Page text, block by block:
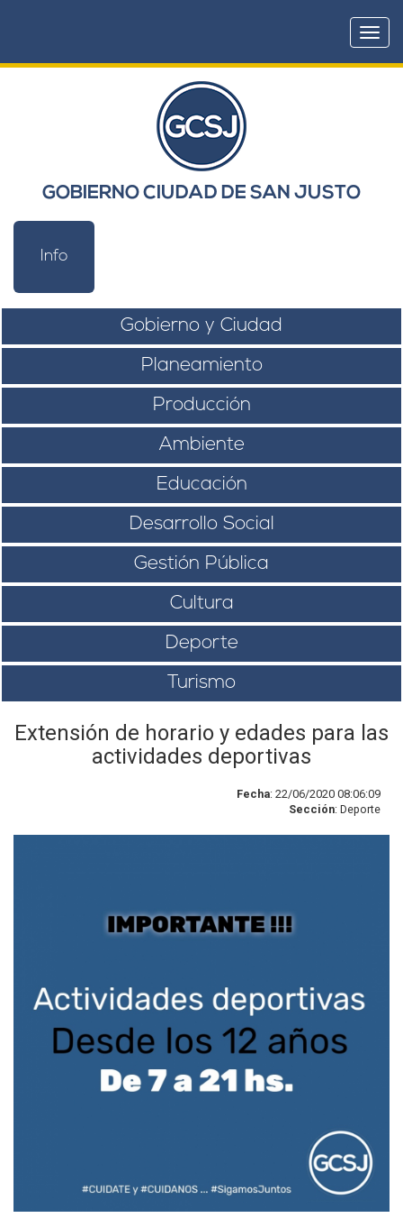
GOBIERNO CIUDAD DE SAN JUSTO
Info
Gobierno y Ciudad
Planeamiento
Producción
Ambiente
Educación
Desarrollo Social
Gestión Pública
Cultura
Deporte
Turismo
Extensión de horario y edades para las
actividades deportivas
Fecha: 22/06/2020 08:06:09
Sección: Deporte